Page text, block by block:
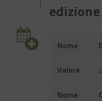
edizione
Evento
Nome
Valore
Nome